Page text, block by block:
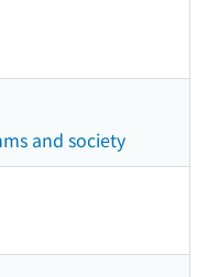
and society